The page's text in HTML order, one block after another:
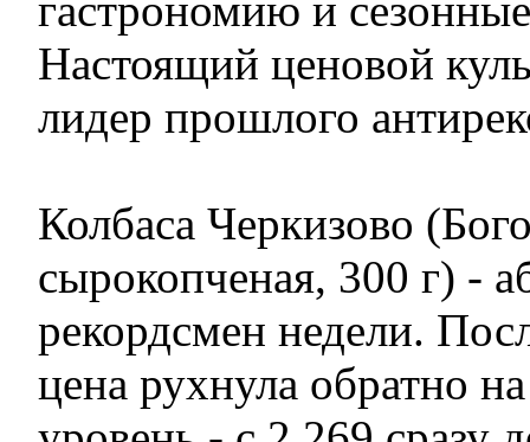
Настоящий ценовой
лидер прошлого
Колбаса Черкизово
сырокопченая, 300 г) -
рекордсмен недели.
цена рухнула обратно